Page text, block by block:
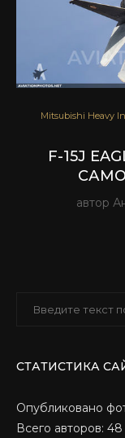
Mitsubishi Heavy
F-15J
автор
СТАТИСТИКА
Опубликовано
Всего авторов: 48